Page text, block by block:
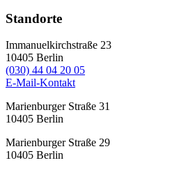
Standorte
Immanuelkirchstraße 23
10405 Berlin
(030) 44 04 20 05
E-Mail-Kontakt
Marienburger Straße 31
10405 Berlin
Marienburger Straße 29
10405 Berlin